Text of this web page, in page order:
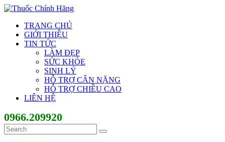
TRANG CHỦ
GIỚI THIỆU
TIN TỨC
LÀM ĐẸP
SỨC KHỎE
SINH LÝ
HỖ TRỢ CÂN NẶNG
HỖ TRỢ CHIỀU CAO
LIÊN HỆ
0966.209920